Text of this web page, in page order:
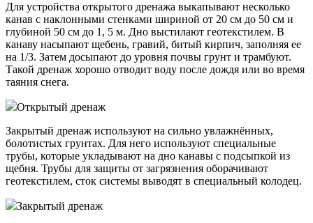
Для устройства открытого дренажа выкапывают несколько
канав с наклонными стенками шириной от 20 см до 50 см и
глубиной 50 см до 1, 5 м. Дно выстилают геотекстилем. В
канаву насыпают щебень, гравий, битый кирпич, заполняя ее
на 1/3. Затем досыпают до уровня почвы грунт и трамбуют.
Такой дренаж хорошо отводит воду после дождя или во время
таяния снега.
Открытый дренаж
Закрытый дренаж используют на сильно увлажнённых,
болотистых грунтах. Для него используют специальные
трубы, которые укладывают на дно канавы с подсыпкой из
щебня. Трубы для защиты от загрязнения оборачивают
геотекстилем, сток системы выводят в специальный колодец.
Закрытый дренаж